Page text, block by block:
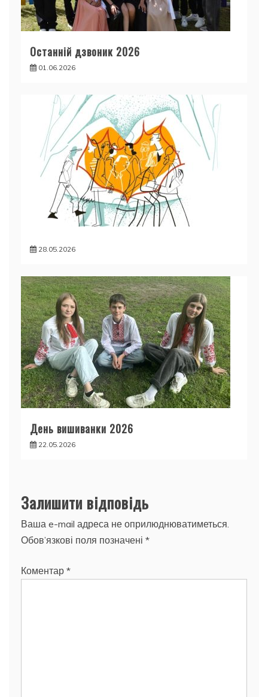
Останній дзвоник 2026
01.06.2026
28.05.2026
День вишиванки 2026
22.05.2026
Залишити відповідь
Ваша e-mail адреса не оприлюднюватиметься.
Обов’язкові поля позначені *
Коментар *